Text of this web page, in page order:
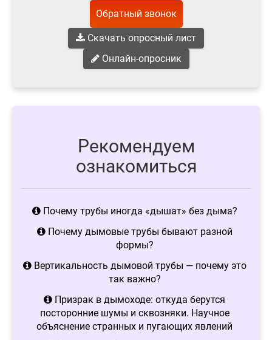
Обратный звонок
Скачать опросный лист
Онлайн-опросник
Рекомендуем
ознакомиться
Почему трубы иногда «дышат» без дыма?
Почему дымовые трубы бывают разной
формы?
Вертикальность дымовой трубы — почему это
так важно?
Призрак в дымоходе: откуда берутся
посторонние шумы и сквозняки. Научное
объяснение странных и пугающих явлений